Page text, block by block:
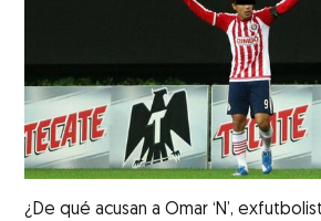
¿De qué acusan a Omar ‘N’,